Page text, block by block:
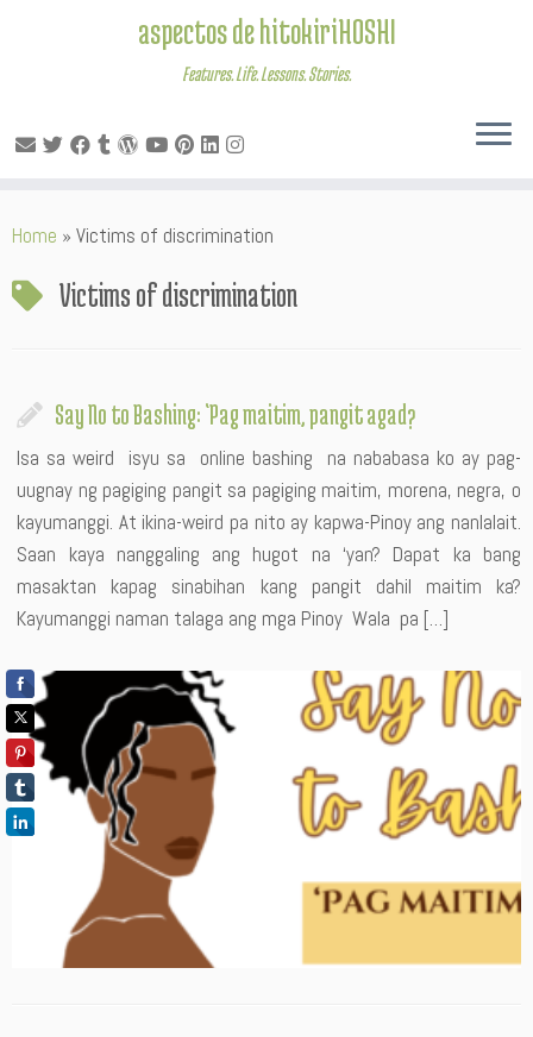
to
aspectos de hitokiriHOSHI
Features. Life. Lessons. Stories.
Home » Victims of discrimination
Victims of discrimination
Say No to Bashing: ‘Pag maitim, pangit agad?
Isa sa weird isyu sa online bashing na nababasa ko ay pag-
uugnay ng pagiging pangit sa pagiging maitim, morena, negra, o
kayumanggi. At ikina-weird pa nito ay kapwa-Pinoy ang nanlalait.
Saan kaya nanggaling ang hugot na ‘yan? Dapat ka bang
masaktan kapag sinabihan kang pangit dahil maitim ka?
Kayumanggi naman talaga ang mga Pinoy Wala pa […]